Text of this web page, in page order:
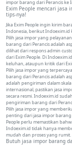
impor barang dari Perancis ke
Exim People mencari jasa
tips-nya!
Jika Exim People ingin kirim
Indonesia, berikut Indoexim.id
Pilih jasa impor yang
barang dari Perancis adalah
dilihat dari respons admin
dari Exim People. Di
keluhan, ataupun kritik dari
Pilih jasa impor yang
barang dari Perancis adalah
adalah pengiriman dalam
internasional, pastikan jasa
secara resmi. Indoexim.id
pengiriman barang dari
Pilih jasa impor yang
penting dari jasa impor barang
People perlu memastikan
Indoexim.id tidak hanya
mudah dan proses yang rumit.
Butuh jasa impor barang